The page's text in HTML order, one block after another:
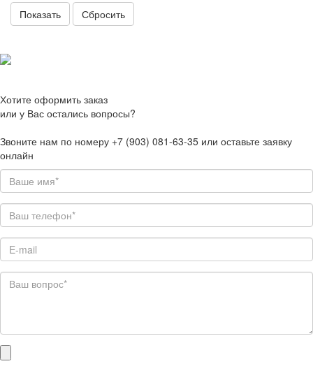
Сбросить
Хотите оформить заказ
или у Вас остались вопросы?
Звоните нам по номеру +7 (903) 081-63-35 или оставьте заявку
онлайн